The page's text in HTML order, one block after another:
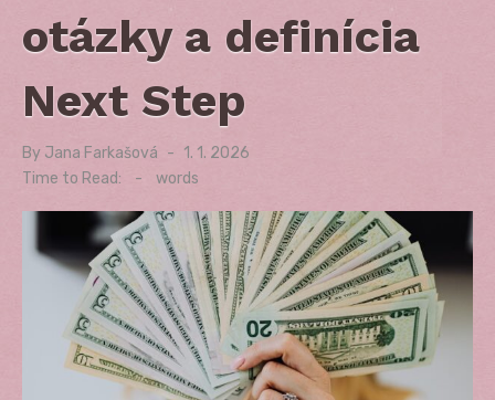
otázky a definícia
Next Step
By Jana Farkašová
Posted
on
1. 1. 2026
Time to Read:
- words